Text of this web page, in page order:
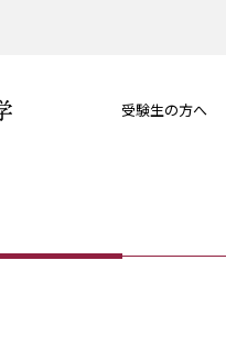
受験生の方へ